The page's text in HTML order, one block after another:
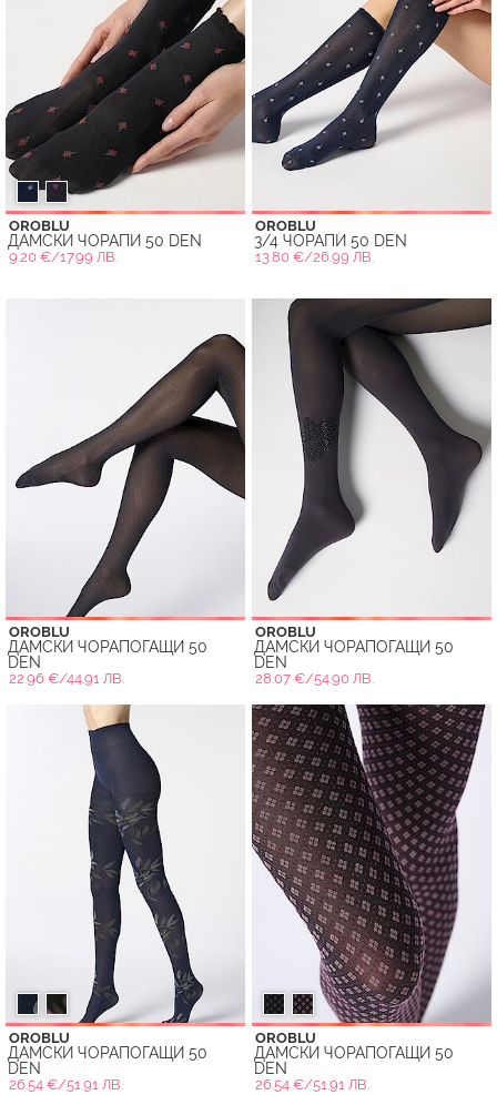
OROBLU
ДАМСКИ ЧОРАПИ 50 DEN
9.20 €/17.99 ЛВ.
OROBLU
3/4 ЧОРАПИ 50 DEN
13.80 €/26.99 ЛВ.
OROBLU
ДАМСКИ ЧОРАПОГАЩИ 50
DEN
22.96 €/44.91 ЛВ.
OROBLU
ДАМСКИ ЧОРАПОГАЩИ 50
DEN
28.07 €/54.90 ЛВ.
OROBLU
ДАМСКИ ЧОРАПОГАЩИ 50
DEN
26.54 €/51.91 ЛВ.
OROBLU
ДАМСКИ ЧОРАПОГАЩИ 50
DEN
26.54 €/51.91 ЛВ.